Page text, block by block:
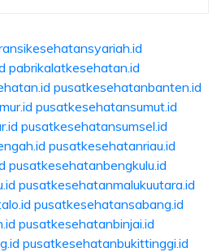
pabrikalatkesehatan.id
pusatkesehatanbanten.id
pusatkesehatansumut.id
pusatkesehatansumsel.id
pusatkesehatanriau.id
pusatkesehatanbengkulu.id
pusatkesehatanmalukuutara.id
pusatkesehatansabang.id
pusatkesehatanbinjai.id
pusatkesehatanbukittinggi.id